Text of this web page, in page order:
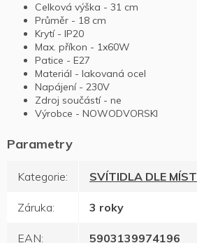
Celková výška - 31 cm
Průměr - 18 cm
Krytí - IP20
Max. příkon - 1x60W
Patice - E27
Materiál - lakovaná ocel
Napájení - 230V
Zdroj součástí - ne
Výrobce - NOWODVORSKI
Kategorie: SVÍTIDLA DLE
Záruka: 3 roky
EAN: 5903139974196